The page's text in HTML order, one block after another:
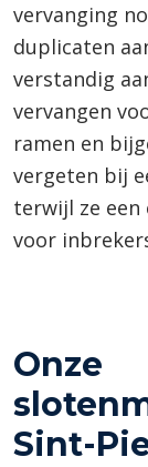
vervanging
duplicaten
verstandig
vervangen
ramen en
vergeten bij
terwijl ze een
voor
Onze
Sint-